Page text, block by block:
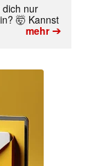
dich nur
🤯 Kannst
mehr➔